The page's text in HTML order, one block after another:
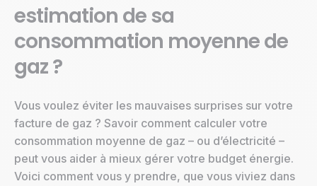
estimation de sa
consommation moyenne de
gaz ?
Vous voulez éviter les mauvaises surprises sur votre
facture de gaz ? Savoir comment calculer votre
consommation moyenne de gaz – ou d’électricité –
peut vous aider à mieux gérer votre budget énergie.
Voici comment vous y prendre, que vous viviez dans